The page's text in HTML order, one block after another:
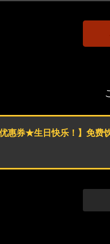
惠券★生日快乐！】免费